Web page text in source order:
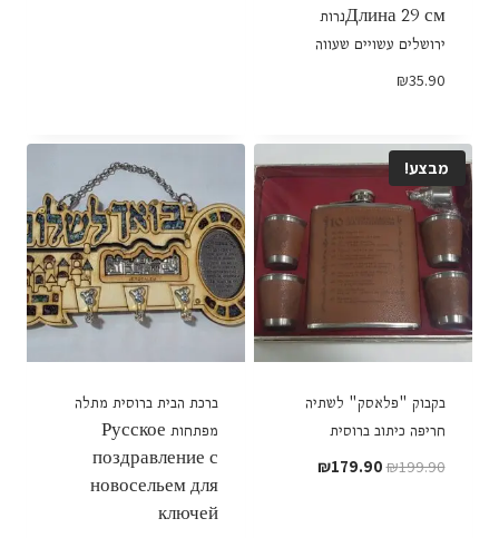
Длина 29 смנרות
ירושלים עשויים שעווה
₪35.90
מבצע!
בקבוק "פלאסק" לשתיה
חריפה כיתוב ברוסית
₪199.90
המחיר
₪179.90 המחיר
ברכת הבית ברוסית מתלה
מפתחות Русское
поздравление с
новосельем для
ключей